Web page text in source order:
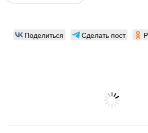
Поделиться Сделать пост